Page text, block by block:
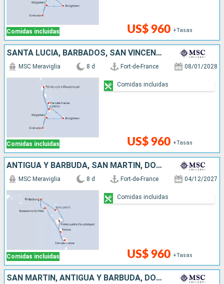
Comidas incluidas US$ 960 +Tasas
SANTA LUCIA, BARBADOS, SAN VINCENT Y LAS GRANADINAS, GRENADA
Comidas incluidas
MSC Meraviglia 8 d Fort-de-France 08/01/2028
US$ 960 +Tasas
Comidas incluidas
ANTIGUA Y BARBUDA, SAN MARTÍN, DOMINICA
Comidas incluidas
MSC Meraviglia 8 d Fort-de-France 04/12/2027
US$ 960 +Tasas
Comidas incluidas
SAN MARTÍN, ANTIGUA Y BARBUDA, DOMINICA